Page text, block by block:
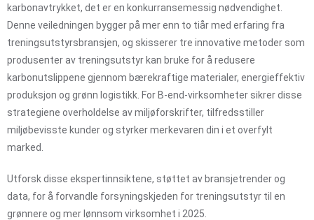
karbonavtrykket, det er en konkurransemessig nødvendighet.
Denne veiledningen bygger på mer enn to tiår med erfaring fra
treningsutstyrsbransjen, og skisserer tre innovative metoder som
produsenter av treningsutstyr kan bruke for å redusere
karbonutslippene gjennom bærekraftige materialer, energieffektiv
produksjon og grønn logistikk. For B-end-virksomheter sikrer disse
strategiene overholdelse av miljøforskrifter, tilfredsstiller
miljøbevisste kunder og styrker merkevaren din i et overfylt
marked.
Utforsk disse ekspertinnsiktene, støttet av bransjetrender og
data, for å forvandle forsyningskjeden for treningsutstyr til en
grønnere og mer lønnsom virksomhet i 2025.